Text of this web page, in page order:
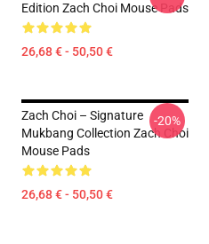
Edition Zach Choi Mouse Pads
26,68 € - 50,50 €
Zach Choi – Signature
Mukbang Collection Zach Choi
Mouse Pads
26,68 € - 50,50 €
-20%